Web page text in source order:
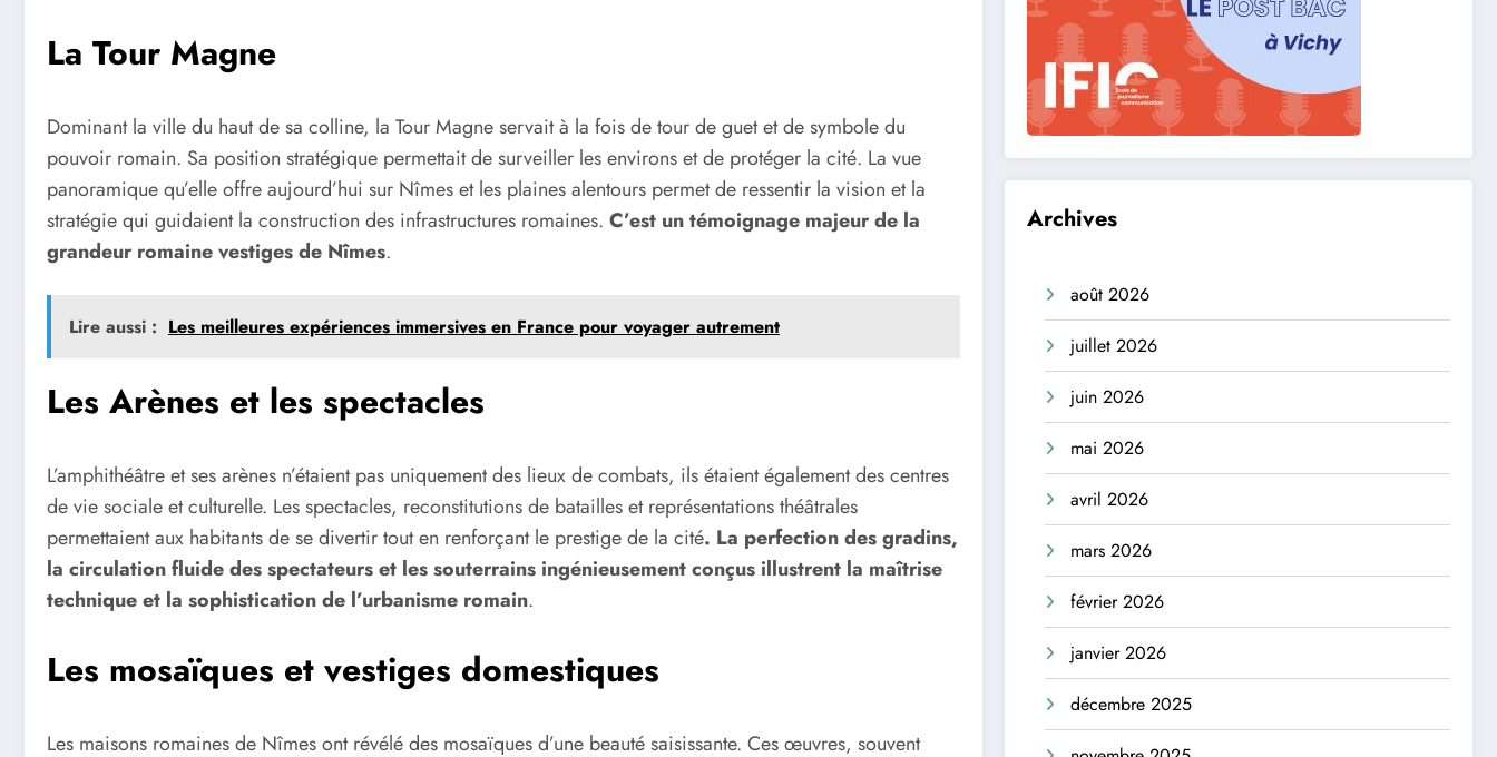
La Tour Magne
Dominant la ville du haut de sa colline, la Tour Magne servait à la fois de tour de guet et de symbole du
pouvoir romain. Sa position stratégique permettait de surveiller les environs et de protéger la cité. La vue
panoramique qu’elle offre aujourd’hui sur Nîmes et les plaines alentours permet de ressentir la vision et la
stratégie qui guidaient la construction des infrastructures romaines. C’est un témoignage majeur de la
grandeur romaine vestiges de Nîmes.
Lire aussi : Les meilleures expériences immersives en France pour voyager autrement
Les Arènes et les spectacles
L’amphithéâtre et ses arènes n’étaient pas uniquement des lieux de combats, ils étaient également des centres
de vie sociale et culturelle. Les spectacles, reconstitutions de batailles et représentations théâtrales
permettaient aux habitants de se divertir tout en renforçant le prestige de la cité. La perfection des gradins,
la circulation fluide des spectateurs et les souterrains ingénieusement conçus illustrent la maîtrise
technique et la sophistication de l’urbanisme romain.
Les mosaïques et vestiges domestiques
Les maisons romaines de Nîmes ont révélé des mosaïques d’une beauté saisissante. Ces œuvres, souvent
Archives
août 2026
juillet 2026
juin 2026
mai 2026
avril 2026
mars 2026
février 2026
janvier 2026
décembre 2025